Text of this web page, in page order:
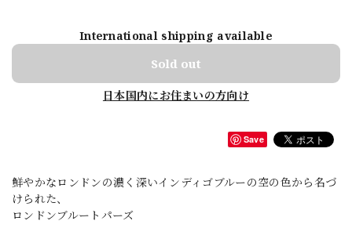
International shipping available
Sold out
日本国内にお住まいの方向け
Save
鮮やかなロンドンの濃く深いインディゴブルーの空の色から名づ
けられた、
ロンドンブルートパーズ